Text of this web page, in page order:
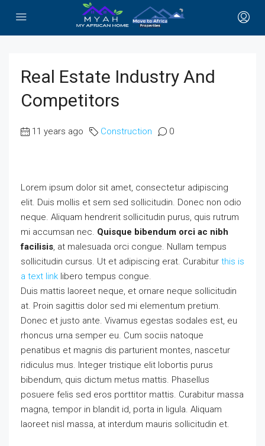
Real Estate Industry And
Competitors
11 years ago Construction 0
Lorem ipsum dolor sit amet, consectetur adipiscing
elit. Duis mollis et sem sed sollicitudin. Donec non odio
neque. Aliquam hendrerit sollicitudin purus, quis rutrum
mi accumsan nec. Quisque bibendum orci ac nibh
facilisis, at malesuada orci congue. Nullam tempus
sollicitudin cursus. Ut et adipiscing erat. Curabitur this is
a text link libero tempus congue.
Duis mattis laoreet neque, et ornare neque sollicitudin
at. Proin sagittis dolor sed mi elementum pretium.
Donec et justo ante. Vivamus egestas sodales est, eu
rhoncus urna semper eu. Cum sociis natoque
penatibus et magnis dis parturient montes, nascetur
ridiculus mus. Integer tristique elit lobortis purus
bibendum, quis dictum metus mattis. Phasellus
posuere felis sed eros porttitor mattis. Curabitur massa
magna, tempor in blandit id, porta in ligula. Aliquam
laoreet nisl massa, at interdum mauris sollicitudin et.